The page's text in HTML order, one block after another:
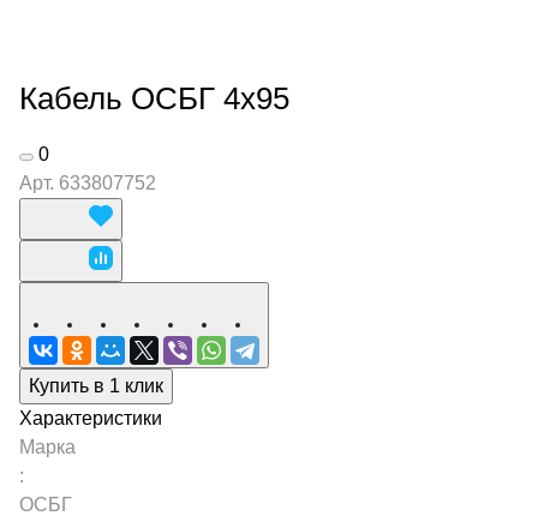
Кабель ОСБГ 4х95
0
Арт. 633807752
Купить в 1 клик
Характеристики
Марка
:
ОСБГ